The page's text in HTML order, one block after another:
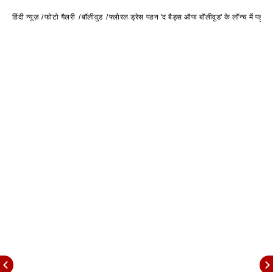
हिंदी न्यूज़ फोटो गैलरी बॉलीवुड फ्लोरल ड्रेस पहन 'द बैड्स ऑफ बॉलीवुड' के लॉन्च में पहुंचीं